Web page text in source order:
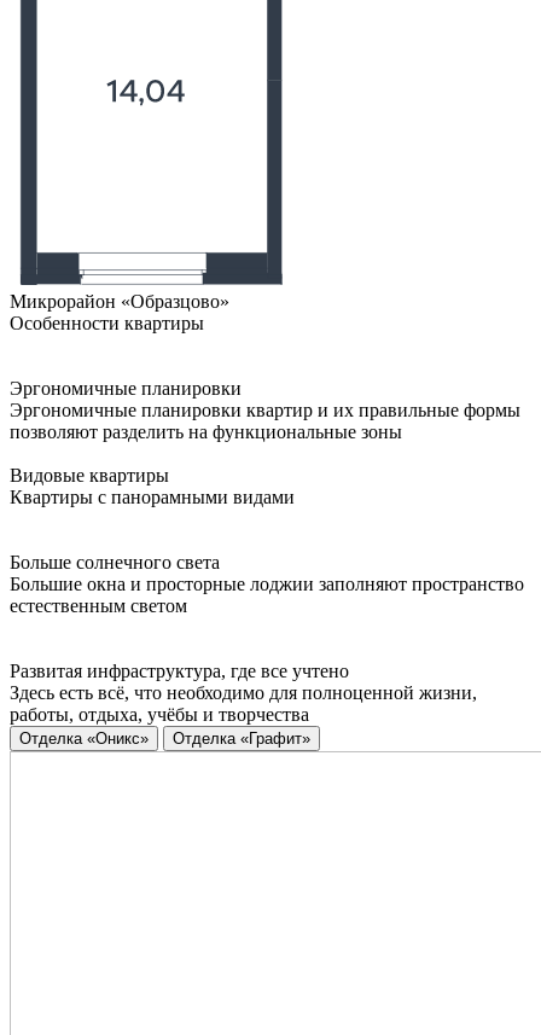
Микрорайон «Образцово»
Особенности квартиры
Эргономичные планировки
Эргономичные планировки квартир и их правильные формы
позволяют разделить на функциональные зоны
Видовые квартиры
Квартиры с панорамными видами
Больше солнечного света
Большие окна и просторные лоджии заполняют пространство
естественным светом
Развитая инфраструктура, где все учтено
Здесь есть всё, что необходимо для полноценной жизни,
работы, отдыха, учёбы и творчества
Отделка «Оникс» Отделка «Графит»